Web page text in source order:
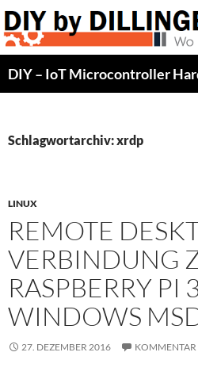
Zum
Inhalt
springen
Schlagwortarchiv: xrdp
LINUX
REMOTE
VERBINDUNG
RASPBERRY PI
WINDOWS
27. DEZEMBER 2016 KOMMENTAR